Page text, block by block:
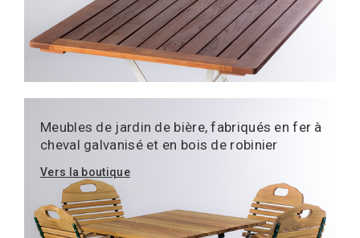
Meubles de jardin de bière, fabriqués en fer à
cheval galvanisé et en bois de robinier
Vers la boutique